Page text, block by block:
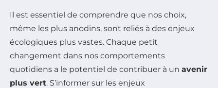
Il est essentiel de comprendre que nos choix,
même les plus anodins, sont reliés à des enjeux
écologiques plus vastes. Chaque petit
changement dans nos comportements
quotidiens a le potentiel de contribuer à un avenir
plus vert. S’informer sur les enjeux